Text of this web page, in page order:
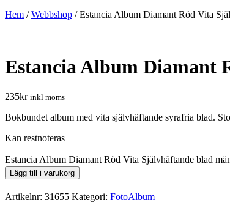
Hem /Webbshop /Estancia Album Diamant Röd Vita
Estancia Album Diamant
235kr inkl moms
Bokbundet album med vita självhäftande syrafria blad.
Kan restnoteras
Estancia Album Diamant Röd Vita Självhäftande blad
Lägg till i varukorg
Artikelnr: 31655 Kategori: FotoAlbum